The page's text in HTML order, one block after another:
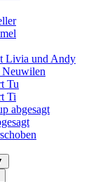
Livia und Andy
Neuwilen
Tu
Ti
abgesagt